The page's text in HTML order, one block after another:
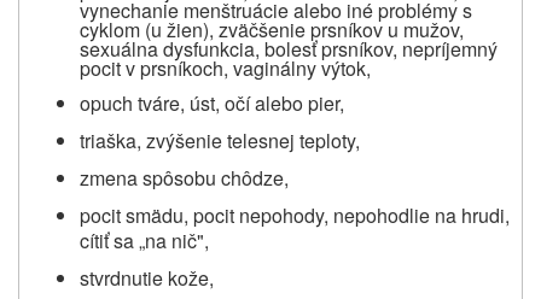
vynechanie menštruácie alebo iné problémy s
cyklom (u žien), zväčšenie prsníkov u mužov,
sexuálna dysfunkcia, bolesť prsníkov, nepríjemný
pocit v prsníkoch, vaginálny výtok,
opuch tváre, úst, očí alebo pier,
triaška, zvýšenie telesnej teploty,
zmena spôsobu chôdze,
pocit smädu, pocit nepohody, nepohodlie na hrudi,
cítiť sa „na nič",
stvrdnutie kože,